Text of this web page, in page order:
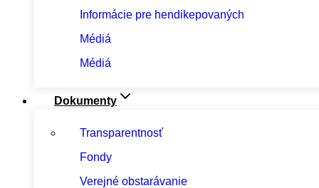
Informácie pre hendikepovaných
Médiá
Médiá
Dokumenty
Transparentnosť
Fondy
Verejné obstarávanie